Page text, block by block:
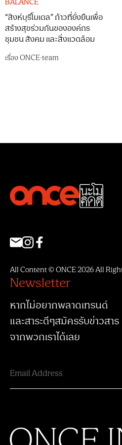
“สิงห์บุรีโมเดล” ก้าวที่ยั่งยืนเพื่อ
สร้างสุขร่วมกันขององค์กร
ชุมชน สังคม และสิ่งแวดล้อม
เรื่องONCE-team
All Content © ONCE 2026 All
Newsletter
หากไม่อยากพลาดเทรนด์
และสาระดีๆสมัครรับข่าวสาร
จากพวกเราได้เลย